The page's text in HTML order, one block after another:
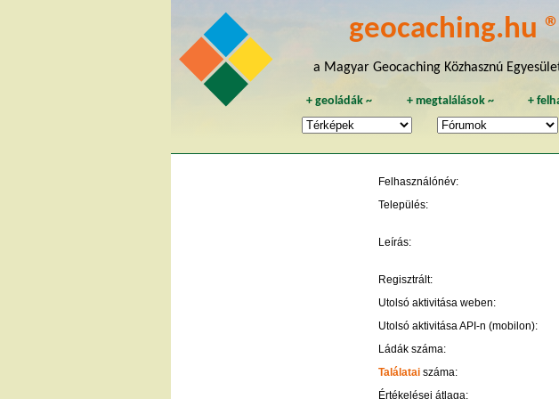
geocaching.hu ®
a Magyar Geocaching Közhasznú
+geoládák ~ + megtalálások~ +
Felhasználónév:
Település:
Leírás:
Regisztrált:
Utolsó aktivitása weben:
Utolsó aktivitása API-n (mobilon):
Ládák száma:
Találatai száma:
Értékelései átlaga: